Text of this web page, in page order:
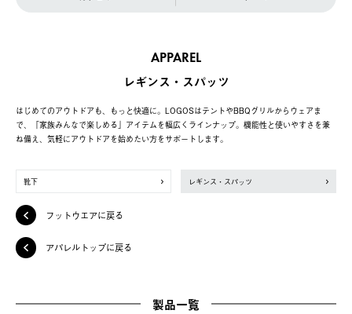
APPAREL
レギンス・スパッツ
はじめてのアウトドアも、もっと快適に。LOGOSはテントやBBQグリルからウェアま
で、「家族みんなで楽しめる」アイテムを幅広くラインナップ。機能性と使いやすさを兼
ね備え、気軽にアウトドアを始めたい方をサポートします。
靴下 レギンス・スパッツ
フットウエアに戻る
アパレルトップに戻る
製品一覧